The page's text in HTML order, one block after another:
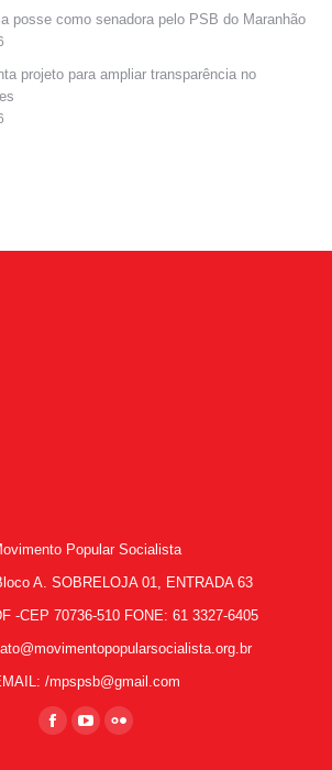
posse como senadora pelo PSB do Maranhão
projeto para ampliar transparência no
Popular Socialista
A. SOBRELOJA 01, ENTRADA 63
-CEP 70736-510 FONE: 61 3327-6405
/mpspsb@gmail.com
Facebook
YouTubeFlickr